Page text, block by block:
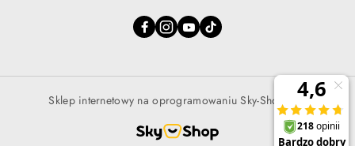
Sklep internetowy na oprogramowaniu Sky-Shop.pl